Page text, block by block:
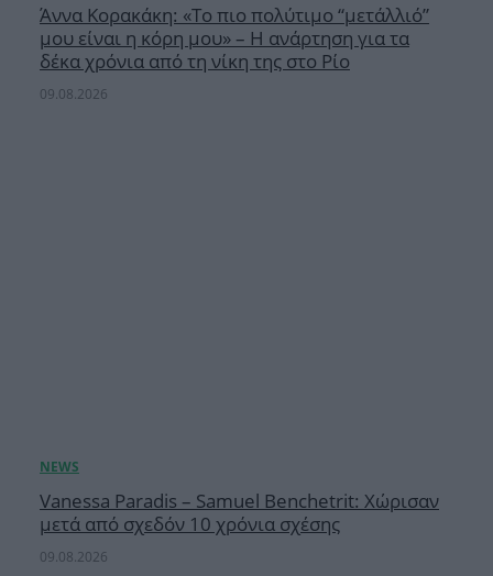
Άννα Κορακάκη: «Το πιο πολύτιμο “μετάλλιό”
μου είναι η κόρη μου» – Η ανάρτηση για τα
δέκα χρόνια από τη νίκη της στο Ρίο
09.08.2026
Vanessa Paradis – Samuel Benchetrit: Χώρισαν
μετά από σχεδόν 10 χρόνια σχέσης
09.08.2026